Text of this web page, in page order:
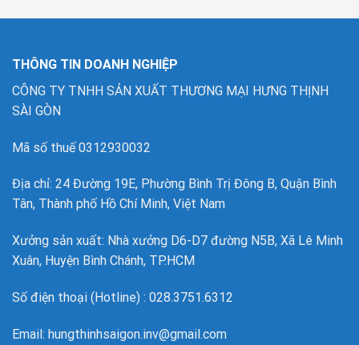
THÔNG TIN DOANH NGHIỆP
CÔNG TY TNHH SẢN XUẤT THƯƠNG MẠI HƯNG THỊNH
SÀI GÒN
Mã số thuế 0312930032
Địa chỉ: 24 Đường 19E, Phường Bình Trị Đông B, Quận Bình
Tân, Thành phố Hồ Chí Minh, Việt Nam
Xưởng sản xuất: Nhà xưởng D6-D7 đường N5B, Xã Lê Minh
Xuân, Huyện Bình Chánh, TP.HCM
Số điện thoại (Hotline) : 028.3751.6312
Email: hungthinhsaigon.inv@gmail.com